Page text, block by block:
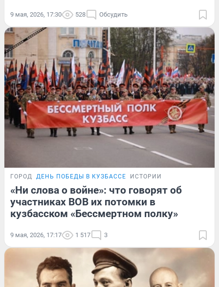
9 мая, 2026, 17:30 528 Обсудить
ГОРОД ДЕНЬ ПОБЕДЫ В КУЗБАССЕ ИСТОРИИ
«Ни слова о войне»: что говорят об
участниках ВОВ их потомки в
кузбасском «Бессмертном полку»
9 мая, 2026, 17:17 1 517 3